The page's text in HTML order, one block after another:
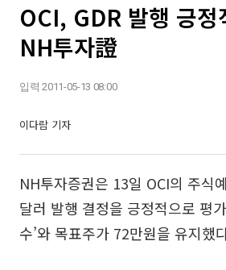
OCI, GDR 발행 긍
NH투자證
입력 2011-05-13 08:00
이다람 기자
NH투자증권은 13일 OCI의 주식
달러 발행 결정을 긍정적으로 평
수’와 목표주가 72만원을 유지했